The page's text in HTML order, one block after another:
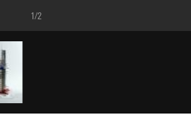
MNAM-CCI/Georges Meguerditchian/Dist.
1/2